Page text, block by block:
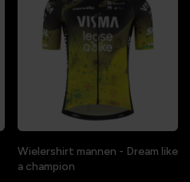
Wielershirt mannen - Dream like
a champion